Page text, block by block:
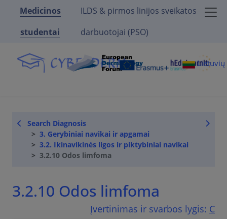
Medicinos
studentai
ILDS & pirmos linijos sveikatos
darbuotojai (PSO)
Lietuvių
Search Diagnosis
3. Gerybiniai navikai ir apgamai
3.2. Ikinavikinės ligos ir piktybiniai navikai
3.2.10 Odos limfoma
3.2.10 Odos limfoma
Įvertinimas ir svarbos lygis: C